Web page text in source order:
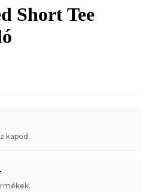
Short Tee
kapod.